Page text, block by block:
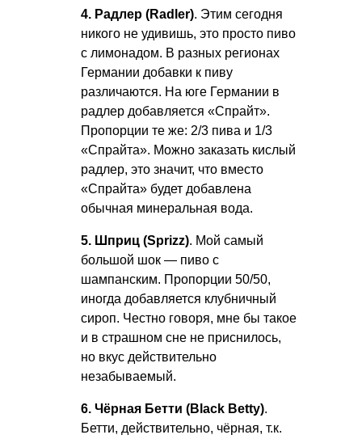
4. Радлер (Radler). Этим сегодня
никого не удивишь, это просто пиво
с лимонадом. В разных регионах
Германии добавки к пиву
различаются. На юге Германии в
радлер добавляется «Спрайт».
Пропорции те же: 2/3 пива и 1/3
«Спрайта». Можно заказать кислый
радлер, это значит, что вместо
«Спрайта» будет добавлена
обычная минеральная вода.
5. Шприц (Sprizz). Мой самый
большой шок — пиво с
шампанским. Пропорции 50/50,
иногда добавляется клубничный
сироп. Честно говоря, мне бы такое
и в страшном сне не приснилось,
но вкус действительно
незабываемый.
6. Чёрная Бетти (Black Betty).
Бетти, действительно, чёрная, т.к.